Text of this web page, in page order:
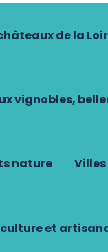
de la
vignobles,
nature
et